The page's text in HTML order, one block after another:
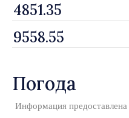
Погода
Информация предоставлена